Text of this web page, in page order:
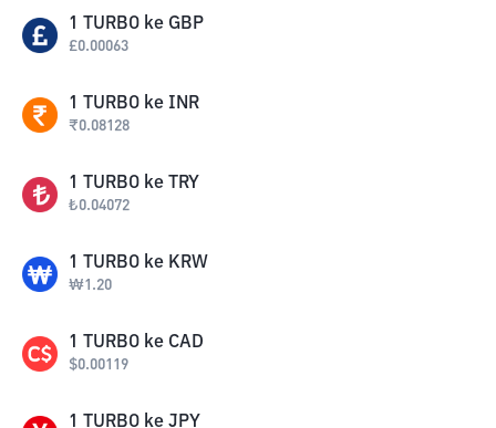
1 TURBO ke GBP
£0.00063
1 TURBO ke INR
₹0.08128
1 TURBO ke TRY
₺0.04072
1 TURBO ke KRW
₩1.20
1 TURBO ke CAD
$0.00119
1 TURBO ke JPY